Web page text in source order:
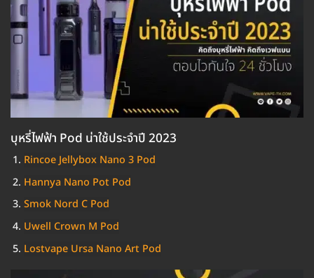
บุหรี่ไฟฟ้า Pod น่าใช้ประจำปี 2023
Rincoe Jellybox Nano 3 Pod
Hannya Nano Pot Pod
Smok Nord C Pod
Uwell Crown M Pod
Lostvape Ursa Nano Art Pod